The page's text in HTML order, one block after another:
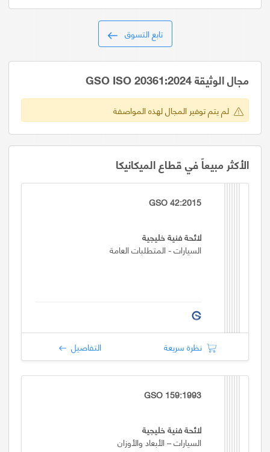
تابع التسوق
مجال الوثيقة GSO ISO 20361:2024
لم يتم توفير المجال لهذه المواصفة
الأكثر مبيعاً في قطاع الميكانيكا
GSO 42:2015
لائحة فنية خليجية
السيارات - المتطلبات العامة
نظرة سريعة التفاصيل
GSO 159:1993
لائحة فنية خليجية
السيارات – الأبعاد والأوزان